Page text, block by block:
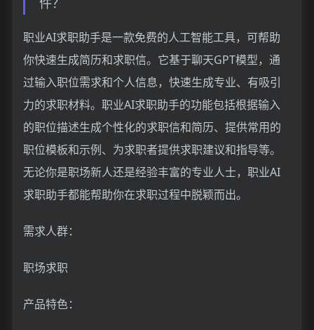
职业AI求职助手是一款免费的人工智能工具，可帮助
你快速生成简历和求职信。它基于聊天GPT模型，通
过输入职位需求和个人信息，快速生成专业、有吸引
力的求职材料。职业AI求职助手的功能包括根据输入
的职位描述生成个性化的求职信和简历、提供常用的
职位模板和示例、为求职者提供求职建议和指导等。
无论你是职场新人还是经验丰富的专业人士，职业AI
求职助手都能帮助你在求职过程中脱颖而出。
需求人群：
职场求职
产品特色：